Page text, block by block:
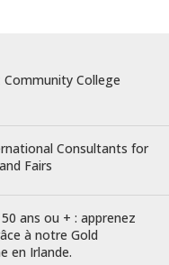
Community College
Consultants for
Fairs
ans ou + : apprenez
à notre Gold
en Irlande.